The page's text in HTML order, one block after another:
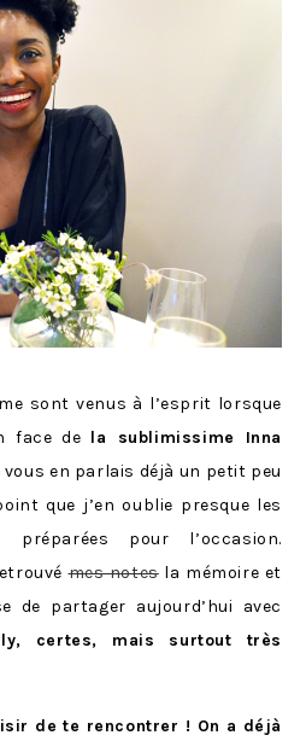
sont venus à l’esprit lorsque
face de la sublimissime Inna
en parlais déjà un petit peu
que j’en oublie presque les
préparées pour l’occasion.
mes notesla mémoire et
de partager aujourd’hui avec
certes, mais surtout très
de te rencontrer ! On a déjà